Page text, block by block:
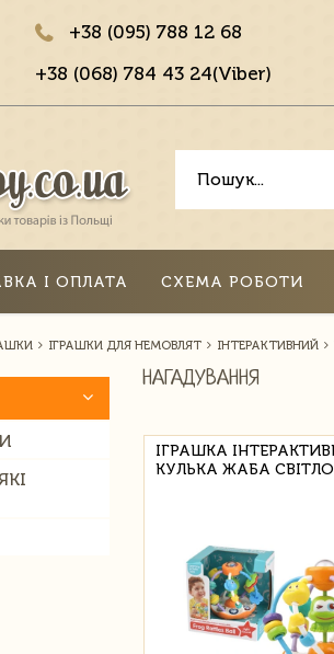
+38 (095) 788 12 68
+38 (068) 784 43 24(Viber)
І ОПЛАТА СХЕМА РОБОТИ
ІГРАШКИ ДЛЯ НЕМОВЛЯТ ІНТЕРАКТИВНИЙ
НАГАДУВАННЯ
ІГРАШКА
КУЛЬКА ЖАБА